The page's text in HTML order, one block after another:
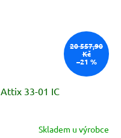
20 557,90
Kč
–21 %
33-01 IC
Skladem u výrobce